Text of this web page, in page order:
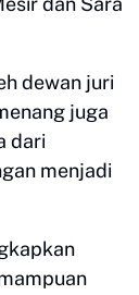
dewan juri
juga
dari
menjadi